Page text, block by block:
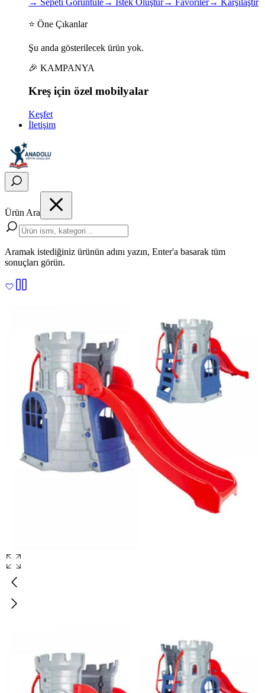
→ Sepeti Görüntüle→ İstek Oluştur→ Favoriler→ Karşılaştır
⭐ Öne Çıkanlar
Şu anda gösterilecek ürün yok.
🎉 KAMPANYA
Kreş için özel mobilyalar
Keşfet
İletişim
Ürün Ara
Aramak istediğiniz ürünün adını yazın, Enter'a basarak tüm
sonuçları görün.